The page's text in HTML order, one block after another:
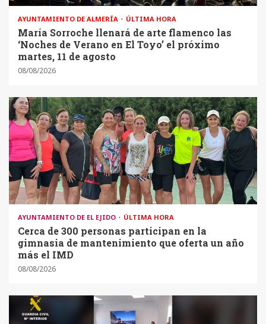
AYUNTAMIENTO DE ALMERÍA ÚLTIMA HORA
María Sorroche llenará de arte flamenco las
‘Noches de Verano en El Toyo’ el próximo
martes, 11 de agosto
08/08/2026
AYUNTAMIENTO DE EL EJIDO ÚLTIMA HORA
Cerca de 300 personas participan en la
gimnasia de mantenimiento que oferta un año
más el IMD
08/08/2026